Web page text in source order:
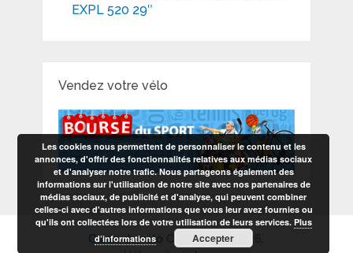
EXPL 520 29″
Vendez votre vélo
Guide du vélo Copyright © 2026.
Les cookies nous permettent de personnaliser le contenu et les
annonces, d'offrir des fonctionnalités relatives aux médias sociaux
et d'analyser notre trafic. Nous partageons également des
informations sur l'utilisation de notre site avec nos partenaires de
médias sociaux, de publicité et d'analyse, qui peuvent combiner
celles-ci avec d'autres informations que vous leur avez fournies ou
qu'ils ont collectées lors de votre utilisation de leurs services. Plus
d’informations
Accepter